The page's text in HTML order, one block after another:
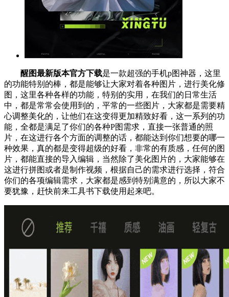
醒图最新版本官方下载是一款超强的手机p图神器，这里
的功能特别的棒，都是能够让大家对着各种图片，进行美化修
图，这里各种各样的功能，特别的实用，在我们的日常生活
中，都是常常会使用到的，平常的一些图片，大家都是需要精
心调整美化的，让他们在这变得更加精致好看，这一系列的功
能，全都是满足了你们的各种P图需求，直接一张普通的照
片，在这进行各个方面的调整的话，都能达到你们想要的哪一
种效果，真的都是变得超级的好看，非常的有质感，任何的图
片，都能直接的导入编辑，当然除了美化图片的，大家能够在
这进行拼图或者是制作视频，根据自己的需求进行选择，符合
你们的各项编辑需求，大家都是感到特别满意的，所以大家不
要犹豫，赶快前来工具书下载使用起来吧。